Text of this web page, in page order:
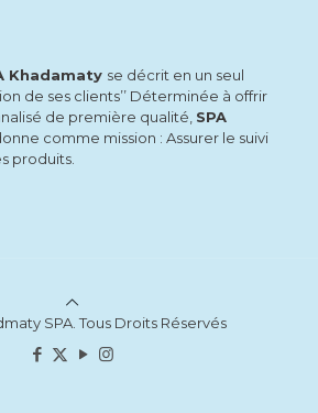
Khadamaty se décrit en un seul
de ses clients’’ Déterminée à offrir
de première qualité, SPA
comme mission : Assurer le suivi
produits.
SPA. Tous Droits Réservés